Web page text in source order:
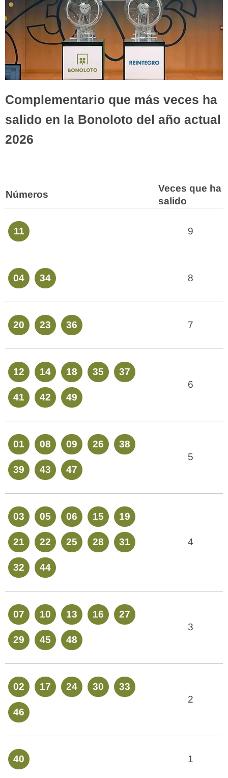
Complementario que más veces ha
salido en la Bonoloto del año actual
2026
Números
Veces que ha
salido
11 9
04 34 8
20 23 36 7
12 14 18 35 37
41 42 49
6
01 08 09 26 38
39 43 47
5
03 05 06 15 19
21 22 25 28 31
32 44
4
07 10 13 16 27
29 45 48
3
02 17 24 30 33
46
2
40 1